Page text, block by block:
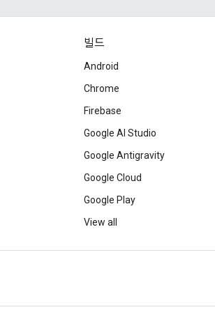
빌드
Android
Chrome
Firebase
Google AI Studio
Google Antigravity
Google Cloud
Google Play
View all